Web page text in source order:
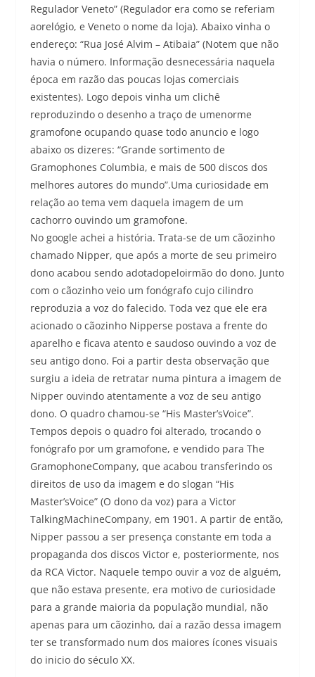
Regulador Veneto” (Regulador era como se referiam
aorelógio, e Veneto o nome da loja). Abaixo vinha o
endereço: “Rua José Alvim – Atibaia” (Notem que não
havia o número. Informação desnecessária naquela
época em razão das poucas lojas comerciais
existentes). Logo depois vinha um clichê
reproduzindo o desenho a traço de umenorme
gramofone ocupando quase todo anuncio e logo
abaixo os dizeres: “Grande sortimento de
Gramophones Columbia, e mais de 500 discos dos
melhores autores do mundo”.Uma curiosidade em
relação ao tema vem daquela imagem de um
cachorro ouvindo um gramofone.
No google achei a história. Trata-se de um cãozinho
chamado Nipper, que após a morte de seu primeiro
dono acabou sendo adotadopeloirmão do dono. Junto
com o cãozinho veio um fonógrafo cujo cilindro
reproduzia a voz do falecido. Toda vez que ele era
acionado o cãozinho Nipperse postava a frente do
aparelho e ficava atento e saudoso ouvindo a voz de
seu antigo dono. Foi a partir desta observação que
surgiu a ideia de retratar numa pintura a imagem de
Nipper ouvindo atentamente a voz de seu antigo
dono. O quadro chamou-se “His Master’sVoice”.
Tempos depois o quadro foi alterado, trocando o
fonógrafo por um gramofone, e vendido para The
GramophoneCompany, que acabou transferindo os
direitos de uso da imagem e do slogan “His
Master’sVoice” (O dono da voz) para a Victor
TalkingMachineCompany, em 1901. A partir de então,
Nipper passou a ser presença constante em toda a
propaganda dos discos Victor e, posteriormente, nos
da RCA Victor. Naquele tempo ouvir a voz de alguém,
que não estava presente, era motivo de curiosidade
para a grande maioria da população mundial, não
apenas para um cãozinho, daí a razão dessa imagem
ter se transformado num dos maiores ícones visuais
do inicio do século XX.